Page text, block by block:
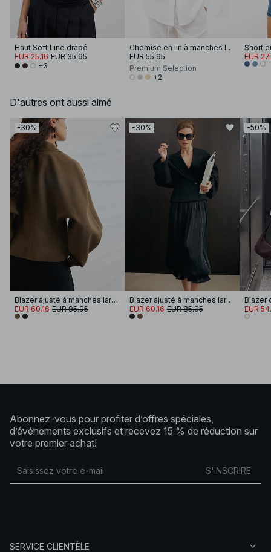
Haut Soft Line drapé
EUR 25.16 EUR 35.95
+3
Chemise en lin à manches larges
EUR 55.95
Premium Selection
+2
EUR
D'autres ont aussi aimé
-30%
Blazer ajusté à manches larges courtes
EUR 60.16 EUR 85.95
-30%
Blazer ajusté à manches larges courtes
EUR 60.16 EUR 85.95
-50%
Blazer
EUR
Abonnez-vous pour profiter d’offres spéciales,
d’événements exclusifs et recevez 15 % de réduction sur
votre premier achat!
S'INSCRIRE
SERVICE CLIENTÈLE